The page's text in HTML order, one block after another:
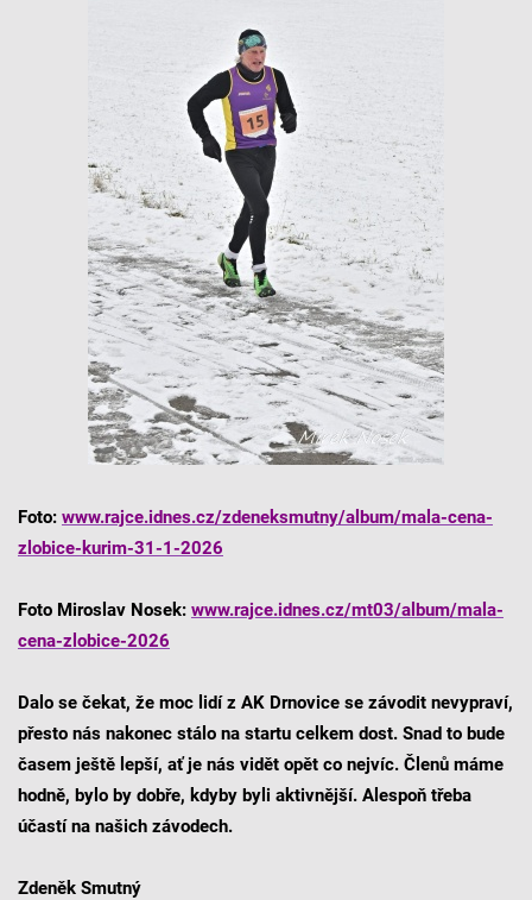
Foto: www.rajce.idnes.cz/zdeneksmutny/album/mala-cena-
zlobice-kurim-31-1-2026
Foto Miroslav Nosek: www.rajce.idnes.cz/mt03/album/mala-
cena-zlobice-2026
Dalo se čekat, že moc lidí z AK Drnovice se závodit nevypraví,
přesto nás nakonec stálo na startu celkem dost. Snad to bude
časem ještě lepší, ať je nás vidět opět co nejvíc. Členů máme
hodně, bylo by dobře, kdyby byli aktivnější. Alespoň třeba
účastí na našich závodech.
Zdeněk Smutný